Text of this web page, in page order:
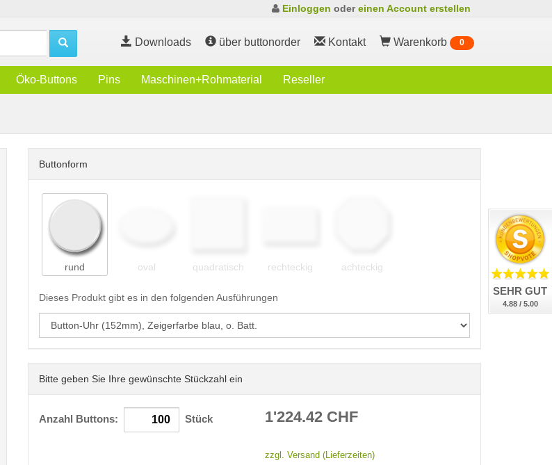
Einloggen odereinen Account erstellen
Downloads über buttonorder Kontakt Warenkorb 0
Öko-Buttons Pins Maschinen+Rohmaterial Reseller
Buttonform
rund oval quadratisch rechteckig achteckig
Dieses Produkt gibt es in den folgenden Ausführungen
Bitte geben Sie Ihre gewünschte Stückzahl ein
Anzahl Buttons: Stück 1'224.42CHF
zzgl. Versand (Lieferzeiten)
< /picture> < /picture>
SEHR GUT
4.88 / 5.00